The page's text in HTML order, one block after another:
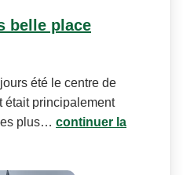
belle place
été le centre de
était principalement
plus… continuer la